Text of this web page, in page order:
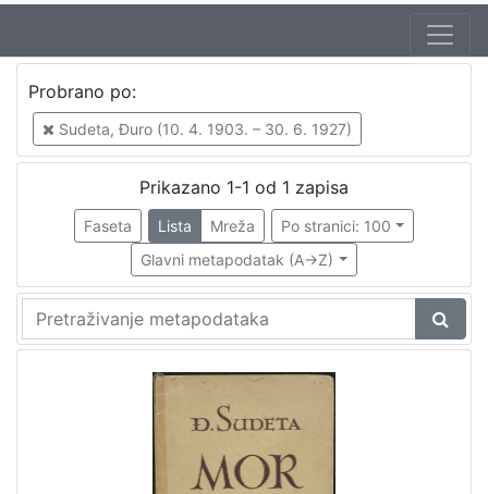
Probrano po:
Sudeta, Đuro (10. 4. 1903. – 30. 6. 1927)
Prikazano 1-1 od 1 zapisa
Faseta Lista Mreža
Po stranici: 100
Glavni metapodatak (A->Z)